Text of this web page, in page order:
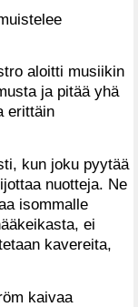
aloitti musiikin
ja pitää yhä
erittäin
kun joku pyytää
nuotteja. Ne
isommalle
ei
kavereita,
kaivaa